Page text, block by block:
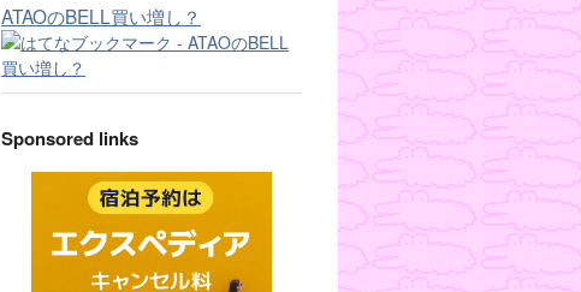
ATAOのBELL買い増し？
Sponsored links